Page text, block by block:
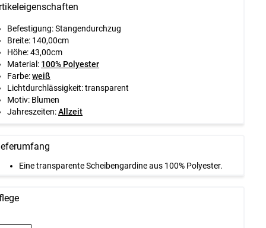
Befestigung: Stangendurchzug
Breite: 140,00cm
Höhe: 43,00cm
Material: 100% Polyester
Farbe:weiß
Lichtdurchlässigkeit: transparent
Motiv: Blumen
Jahreszeiten:Allzeit
Eine transparente Scheibengardine aus 100% Polyester.